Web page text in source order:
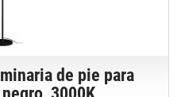
de pie para